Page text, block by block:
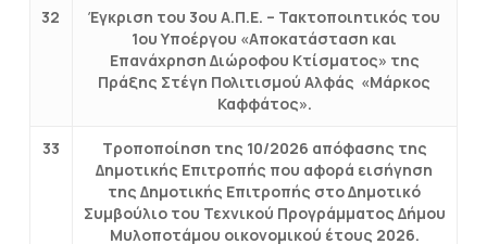
32
Έγκριση του 3ου Α.Π.Ε. – Τακτοποιητικός του
1ου Υποέργου «Αποκατάσταση και
Επανάχρηση Διώροφου Κτίσματος» της
Πράξης Στέγη Πολιτισμού Αλφάς «Μάρκος
Καφφάτος».
33
Τροποποίηση της 10/2026 απόφασης της
Δημοτικής Επιτροπής που αφορά εισήγηση
της Δημοτικής Επιτροπής στο Δημοτικό
Συμβούλιο του Τεχνικού Προγράμματος Δήμου
Μυλοποτάμου οικονομικού έτους 2026.